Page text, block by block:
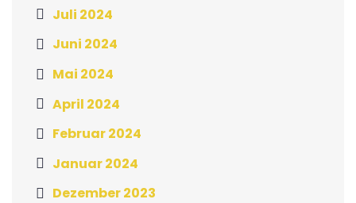
Juli 2024
Juni 2024
Mai 2024
April 2024
Februar 2024
Januar 2024
Dezember 2023